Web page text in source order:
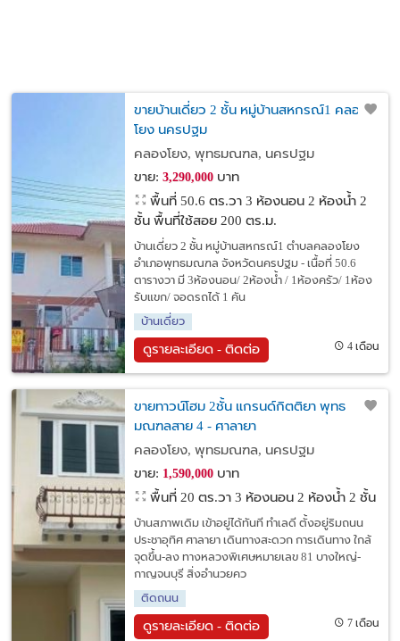
ขายบ้านเดี่ยว 2 ชั้น หมู่บ้านสหกรณ์1 คลอง
โยง นครปฐม
คลองโยง, พุทธมณฑล, นครปฐม
ขาย: 3,290,000บาท
พื้นที่ 50.6 ตร.วา 3 ห้องนอน 2 ห้องน้ำ 2
ชั้น พื้นที่ใช้สอย 200 ตร.ม.
บ้านเดี่ยว 2 ชั้น หมู่บ้านสหกรณ์1 ตำบลคลองโยง
อำเภอพุทธมณฑล จังหวัดนครปฐม - เนื้อที่ 50.6
ตารางวา มี 3ห้องนอน/ 2ห้องน้ำ / 1ห้องครัว/ 1ห้อง
รับแขก/ จอดรถได้ 1 คัน
บ้านเดี่ยว
ดูรายละเอียด - ติดต่อ 4 เดือน
ขายทาวน์โฮม 2ชั้น แกรนด์กิตติยา พุทธ
มณฑลสาย 4 - ศาลายา
คลองโยง, พุทธมณฑล, นครปฐม
ขาย: 1,590,000บาท
พื้นที่ 20 ตร.วา 3 ห้องนอน 2 ห้องน้ำ 2 ชั้น
บ้านสภาพเดิม เข้าอยู่ได้ทันที ทำเลดี ตั้งอยู่ริมถนน
ประชาอุทิศ ศาลายา เดินทางสะดวก การเดินทาง ใกล้
จุดขึ้น-ลง ทางหลวงพิเศษหมายเลข 81 บางใหญ่-
กาญจนบุรี สิ่งอำนวยคว
ติดถนน
ดูรายละเอียด - ติดต่อ 7 เดือน